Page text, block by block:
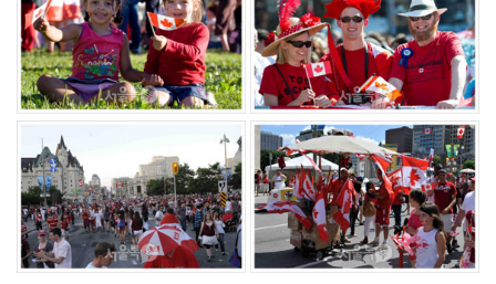
복
사
기 변
경
하
기
변
경
하
기